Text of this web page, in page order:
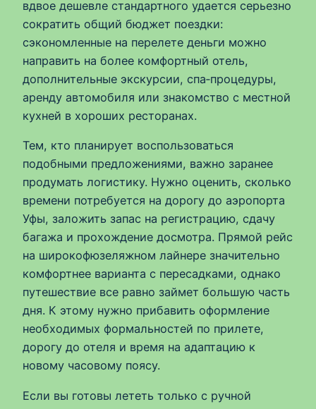
вдвое дешевле стандартного удается серьезно
сократить общий бюджет поездки:
сэкономленные на перелете деньги можно
направить на более комфортный отель,
дополнительные экскурсии, спа‑процедуры,
аренду автомобиля или знакомство с местной
кухней в хороших ресторанах.
Тем, кто планирует воспользоваться
подобными предложениями, важно заранее
продумать логистику. Нужно оценить, сколько
времени потребуется на дорогу до аэропорта
Уфы, заложить запас на регистрацию, сдачу
багажа и прохождение досмотра. Прямой рейс
на широкофюзеляжном лайнере значительно
комфортнее варианта с пересадками, однако
путешествие все равно займет большую часть
дня. К этому нужно прибавить оформление
необходимых формальностей по прилете,
дорогу до отеля и время на адаптацию к
новому часовому поясу.
Если вы готовы лететь только с ручной